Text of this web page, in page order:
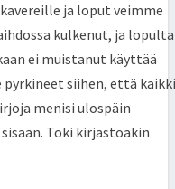
ja loput veimme
kulkenut, ja lopulta
ei muistanut käyttää
siihen, että kaikki
menisi ulospäin
Toki kirjastoakin